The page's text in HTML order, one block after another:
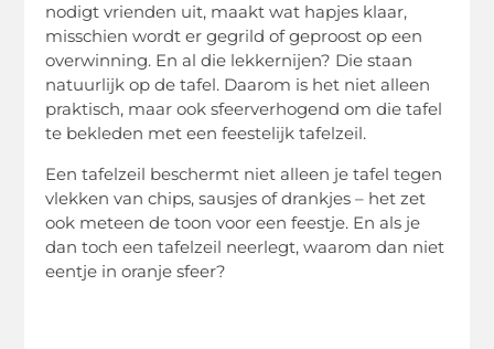
nodigt vrienden uit, maakt wat hapjes klaar,
misschien wordt er gegrild of geproost op een
overwinning. En al die lekkernijen? Die staan
natuurlijk op de tafel. Daarom is het niet alleen
praktisch, maar ook sfeerverhogend om die tafel
te bekleden met een feestelijk tafelzeil.
Een tafelzeil beschermt niet alleen je tafel tegen
vlekken van chips, sausjes of drankjes – het zet
ook meteen de toon voor een feestje. En als je
dan toch een tafelzeil neerlegt, waarom dan niet
eentje in oranje sfeer?